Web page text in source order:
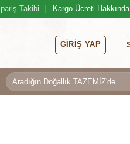
Takibi Kargo Ücreti Hakkında
GIRIŞ YAP
Ara: